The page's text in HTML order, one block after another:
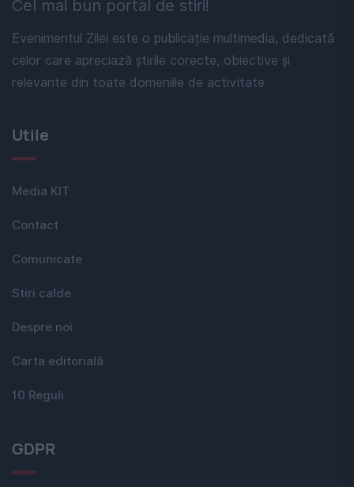
Cel mai bun portal de stiri!
Evenimentul Zilei este o publicație multimedia, dedicată
celor care apreciază știrile corecte, obiective și
relevante din toate domeniile de activitate
Utile
Media KIT
Contact
Comunicate
Stiri calde
Despre noi
Carta editorială
10 Reguli
GDPR